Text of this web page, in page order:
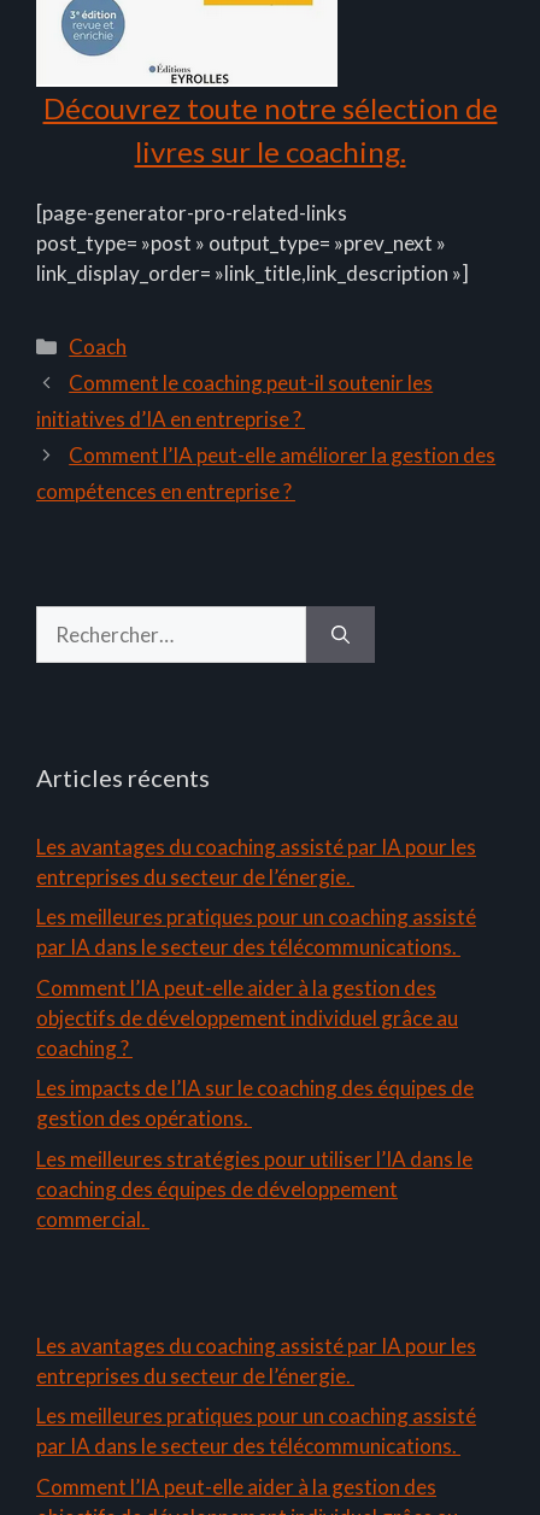
Découvrez toute notre sélection de
livres sur le coaching.
[page-generator-pro-related-links
post_type= »post » output_type= »prev_next »
link_display_order= »link_title,link_description »]
Catégories
Coach
Comment le coaching peut-il soutenir les
initiatives d’IA en entreprise ?
Comment l’IA peut-elle améliorer la gestion des
compétences en entreprise ?
Articles récents
Les avantages du coaching assisté par IA pour les
entreprises du secteur de l’énergie.
Les meilleures pratiques pour un coaching assisté
par IA dans le secteur des télécommunications.
Comment l’IA peut-elle aider à la gestion des
objectifs de développement individuel grâce au
coaching ?
Les impacts de l’IA sur le coaching des équipes de
gestion des opérations.
Les meilleures stratégies pour utiliser l’IA dans le
coaching des équipes de développement
commercial.
Les avantages du coaching assisté par IA pour les
entreprises du secteur de l’énergie.
Les meilleures pratiques pour un coaching assisté
par IA dans le secteur des télécommunications.
Comment l’IA peut-elle aider à la gestion des